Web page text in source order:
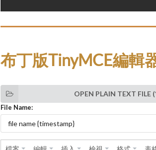
布丁版TinyMCE編輯